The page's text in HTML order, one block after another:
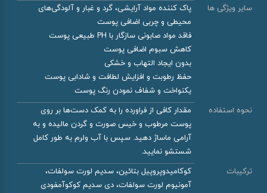
سایر ویژگی ها
پاک کننده مواد آرایشی، گرد و غبار و آلودگی‌های
محیطی و چربی اضافی پوست
فاقد مواد صابونی سازگار با PH طبیعی پوست
کاهش سبوم اضافی پوست
بدون ایجاد التهاب و خشکی
حفظ رطوبت و افزایش لطافت و شادابی پوست
یکنواخت و شفاف نمودن رنگ پوست
نحوه استفاده
مقدار کافی از فراورده را به کمک دست‌ها بر روی
پوست مرطوب و خیس صورت و گردن مالیده و به
آرامی ماساژ دهید. سپس با آب ولرم به طور کامل
شستشو نمایید.
ترکیبات
کوکامیدوپروپیل بتائین، سدیم لورت سولفات،
آمونیوم لورت سولفات، دی سدیم کوکوآمفودی